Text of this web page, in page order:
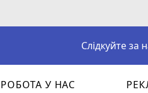
Слідкуйте
РОБОТА У НАС